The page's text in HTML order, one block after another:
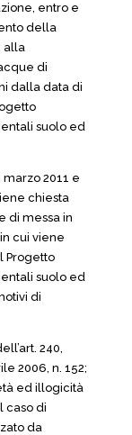
entro e
della
alla
di
dalla data di
suolo ed
2011 e
chiesta
di messa in
cui viene
Progetto
suolo ed
di
240,
2006, n. 152;
ed illogicità
caso di
da